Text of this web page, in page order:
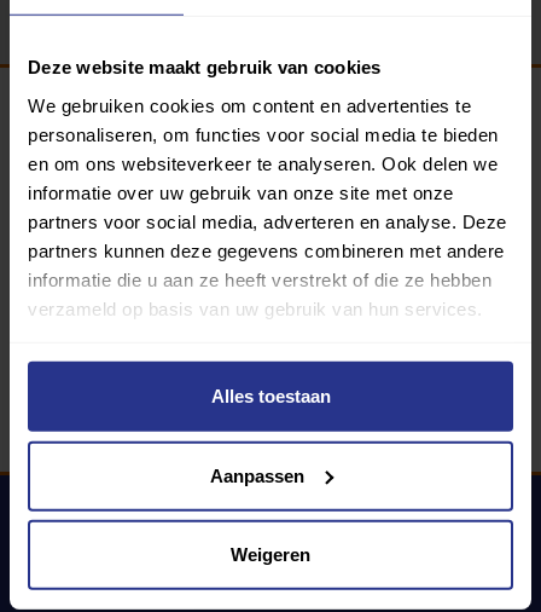
Deze website maakt gebruik van cookies
We gebruiken cookies om content en advertenties te
personaliseren, om functies voor social media te bieden
en om ons websiteverkeer te analyseren. Ook delen we
informatie over uw gebruik van onze site met onze
partners voor social media, adverteren en analyse. Deze
partners kunnen deze gegevens combineren met andere
informatie die u aan ze heeft verstrekt of die ze hebben
verzameld op basis van uw gebruik van hun services.
Alles toestaan
Aanpassen
Weigeren
Programma van:
340 gemeenten
Partners: